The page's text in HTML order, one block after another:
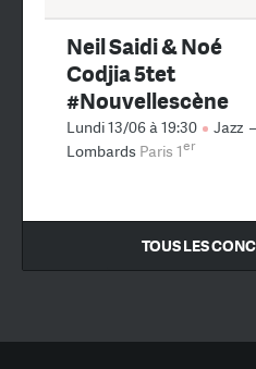
Neil Saidi & Noé
Codjia 5tet
#Nouvellescène
Lundi 13/06 à 19:30 Jazz –
Lombards Paris 1er
TOUS LES